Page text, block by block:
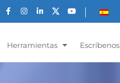
Herramientas Escríbenos